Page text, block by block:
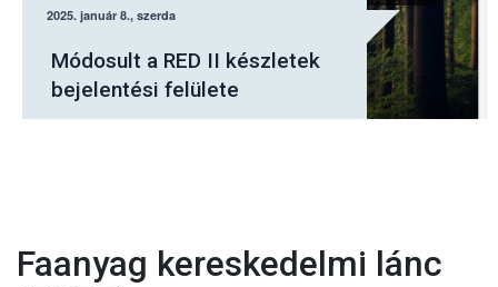
elektronikus felületén kell
jelenteni a fásításban
tervezett fakitermeléseket
Faanyag kereskedelmi lánc